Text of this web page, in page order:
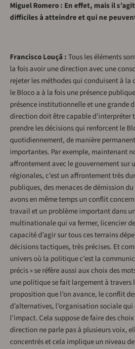
Miguel Romero : En effet, mais il
difficiles à atteindre et qui ne
Francisco Louçã :Tous les éléments
la fois avoir une direction avec une
rejeter les méthodes qui conduisent à
le Bloco a à la fois une présence
présence institutionnelle et une grande
direction doit être capable d’interpréter
prendre les décisions qui renforcent le
quotidiennement, de manière
importantes. Par exemple, maintenant
affrontement avec le gouvernement sur
régionales, c’est un affrontement très
publiques, des menaces de démission
avons en même temps un conflit
travail et un problème important dans
multinationale qui va fermer, licencier
capacité d’agir sur tous ces terrains
décisions tactiques, très précises. Et
univers où la politique c’est la
précis » se réfère aussi aux choix des
une politique se fait largement à travers
proposition que l’on avance, le conflit
d’alternatives, l’organisation sociale
l’impact. Cela suppose de faire des
direction ne parle pas à plusieurs voix,
concentrés et cela implique un niveau